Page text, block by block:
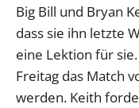
Big Bill und Bryan
dass sie ihn letzte
eine Lektion für
Freitag das Match
werden. Keith